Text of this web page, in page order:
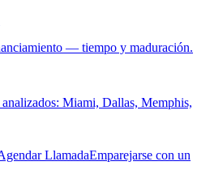
— tiempo y maduración.
Miami, Dallas, Memphis,
LlamadaEmparejarse con un